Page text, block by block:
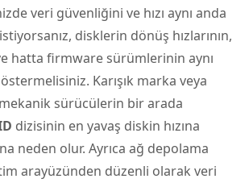
veri güvenliğini ve hızı aynı anda
disklerin dönüş hızlarının,
hatta firmware sürümlerinin aynı
Karışık marka veya
sürücülerin bir arada
dizisinin en yavaş diskin hızına
neden olur. Ayrıca ağ depolama
arayüzünden düzenli olarak veri